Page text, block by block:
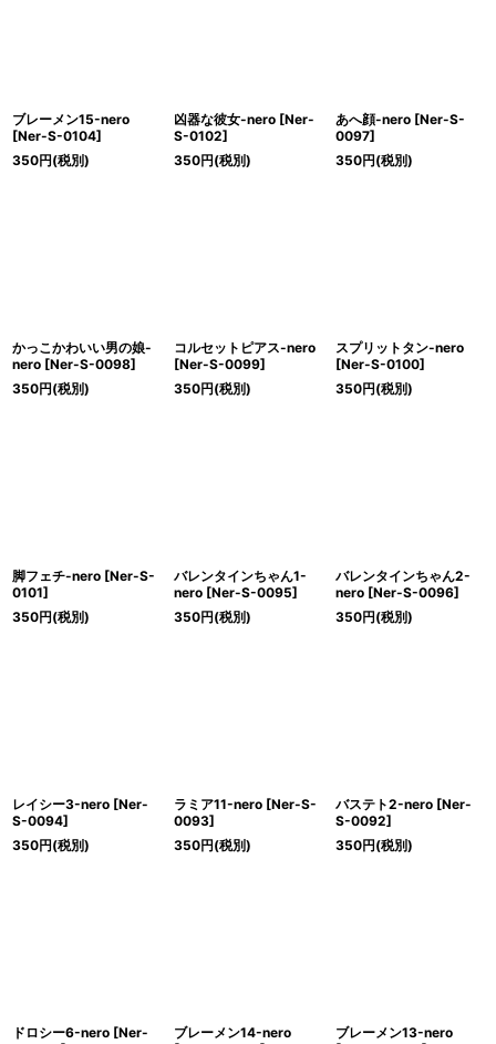
ブレーメン15-nero
[Ner-S-0104]
350円(税別)
凶器な彼女-nero [Ner-
S-0102]
350円(税別)
あへ顔-nero [Ner-S-
0097]
350円(税別)
かっこかわいい男の娘-
nero [Ner-S-0098]
350円(税別)
コルセットピアス-nero
[Ner-S-0099]
350円(税別)
スプリットタン-nero
[Ner-S-0100]
350円(税別)
脚フェチ-nero [Ner-S-
0101]
350円(税別)
バレンタインちゃん1-
nero [Ner-S-0095]
350円(税別)
バレンタインちゃん2-
nero [Ner-S-0096]
350円(税別)
レイシー3-nero [Ner-
S-0094]
350円(税別)
ラミア11-nero [Ner-S-
0093]
350円(税別)
バステト2-nero [Ner-
S-0092]
350円(税別)
ドロシー6-nero [Ner-
ブレーメン14-nero
ブレーメン13-nero